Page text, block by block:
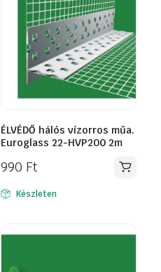
ÉLVÉDŐ hálós vízorros műa.
Euroglass 22-HVP200 2m
990 Ft
Készleten